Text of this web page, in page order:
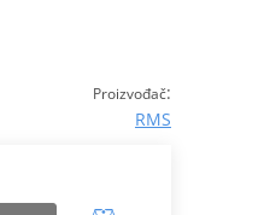
Proizvođač:
RMS